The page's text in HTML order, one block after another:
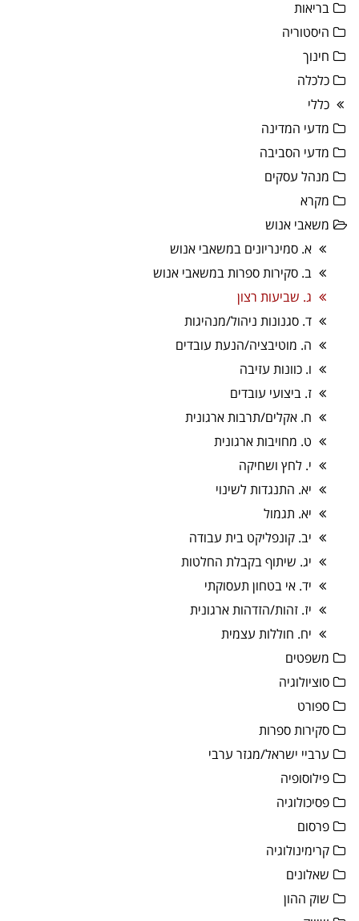
בריאות
היסטוריה
חינוך
כלכלה
כללי
מדעי המדינה
מדעי הסביבה
מנהל עסקים
מקרא
משאבי אנוש
א. סמינריונים במשאבי אנוש
ב. סקירות ספרות במשאבי אנוש
ג. שביעות רצון
ד. סגנונות ניהול/מנהיגות
ה. מוטיבציה/הנעת עובדים
ו. כוונות עזיבה
ז. ביצועי עובדים
ח. אקלים/תרבות ארגונית
ט. מחויבות ארגונית
י. לחץ ושחיקה
יא. התנגדות לשינוי
יא. תגמול
יב. קונפליקט בית עבודה
יג. שיתוף בקבלת החלטות
יד. אי בטחון תעסוקתי
יז. זהות/הזדהות ארגונית
יח. חוללות עצמית
משפטים
סוציולוגיה
ספורט
סקירות ספרות
ערביי ישראל/מגזר ערבי
פילוסופיה
פסיכולוגיה
פרסום
קרימינולוגיה
שאלונים
שוק ההון